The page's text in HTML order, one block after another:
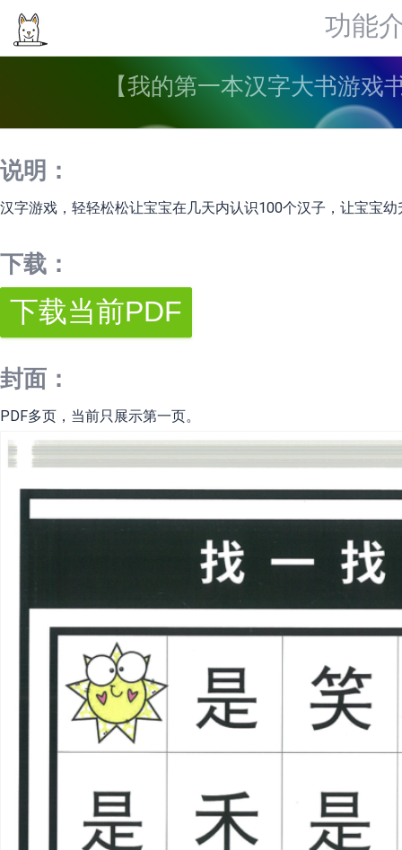
功能
【我的第一本汉字大书游
说明：
汉字游戏，轻轻松松让宝宝在几天内认识100个汉子，让宝宝
下载：
封面：
PDF多页，当前只展示第一页。